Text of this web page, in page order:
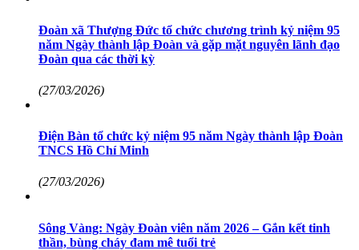
Đoàn xã Thượng Đức tổ chức chương trình kỷ niệm 95
năm Ngày thành lập Đoàn và gặp mặt nguyên lãnh đạo
Đoàn qua các thời kỳ
(27/03/2026)
Điện Bàn tổ chức kỷ niệm 95 năm Ngày thành lập Đoàn
TNCS Hồ Chí Minh
(27/03/2026)
Sông Vàng: Ngày Đoàn viên năm 2026 – Gắn kết tinh
thần, bùng cháy đam mê tuổi trẻ